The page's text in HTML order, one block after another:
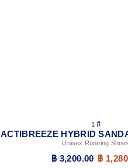
1 สี
ACTIBREEZE HYBRID
Unisex Running Shoes
฿ 3,200.00 ฿